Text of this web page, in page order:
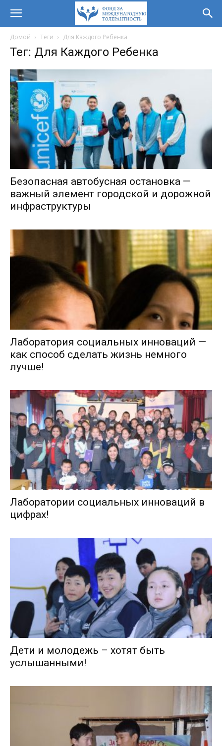
Домой Теги Для Каждого Ребенка
Тег: Для Каждого Ребенка
Безопасная автобусная остановка —
важный элемент городской и дорожной
инфраструктуры
Лаборатория социальных инноваций —
как способ сделать жизнь немного
лучше!
Лаборатории социальных инноваций в
цифрах!
Дети и молодежь – хотят быть
услышанными!